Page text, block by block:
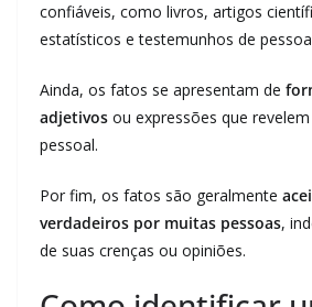
confiáveis, como livros, artigos
estatísticos e testemunhos de
Ainda, os fatos se apresentam de
adjetivos ou expressões que
pessoal.
Por fim, os fatos são geralmente
verdadeiros por muitas pessoas,
de suas crenças ou opiniões.